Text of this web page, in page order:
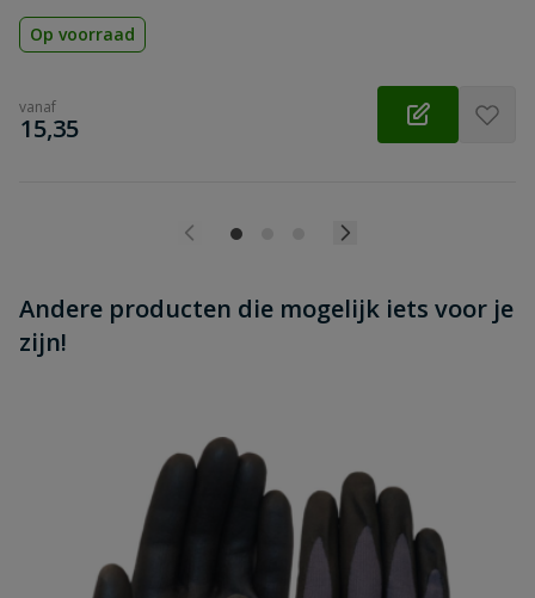
Op voorraad
vanaf
€
15,35
Andere producten die mogelijk iets voor je
zijn!